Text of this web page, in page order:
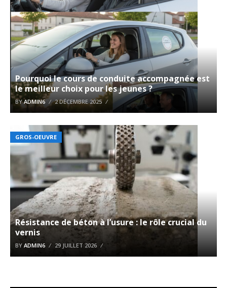
Pourquoi le cours de conduite accompagnée est
le meilleur choix pour les jeunes ?
BYADMIN6 2 DÉCEMBRE 2025
GROS-OEUVRE
Résistance de béton à l’usure : le rôle crucial du
vernis
BY ADMIN6 29 JUILLET 2026